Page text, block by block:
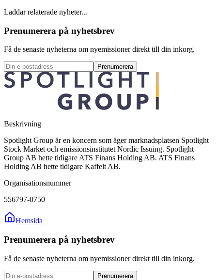
Laddar relaterade nyheter...
Prenumerera på nyhetsbrev
Få de senaste nyheterna om nyemissioner direkt till din inkorg.
Prenumerera
Beskrivning
Spotlight Group är en koncern som äger marknadsplatsen Spotlight
Stock Market och emissionsinstitutet Nordic Issuing. Spotlight
Group AB hette tidigare ATS Finans Holding AB. ATS Finans
Holding AB hette tidigare Kaffelt AB.
Organisationsnummer
556797-0750
Hemsida
Prenumerera på nyhetsbrev
Få de senaste nyheterna om nyemissioner direkt till din inkorg.
Prenumerera